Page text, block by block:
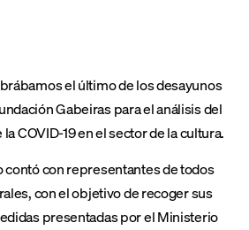
el último de los desayunos
Gabeiras para el análisis del
COVID-19 en el sector de la cultura.
contó con representantes de todos
con el objetivo de recoger sus
presentadas por el Ministerio